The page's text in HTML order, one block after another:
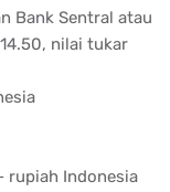
Bank Sentral atau
nilai tukar
rupiah Indonesia